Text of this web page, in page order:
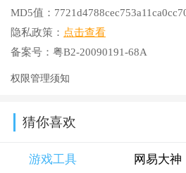
MD5值：
隐私政策： 点击查看
备案号： 粤B2-20090191-68A
权限管理须知
猜你喜欢
游戏工具 网易大神